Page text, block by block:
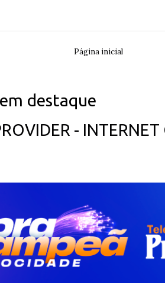
Página inicial
destaque
-